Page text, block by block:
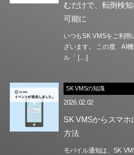
むだけで、転倒検
可能に
いつもSK VMSをご利用
ざいます。 この度、AI
ル「 […]
SK VMSの知識
2026.02.02
SK VMSからスマホ
方法
モバイル通知は、SK